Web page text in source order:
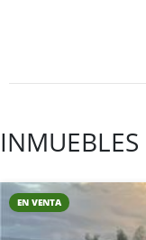
INMUEBLES
EN VENTA